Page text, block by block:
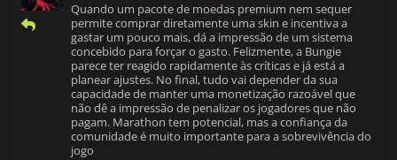
Quando um pacote de moedas premium nem sequer
permite comprar diretamente uma skin e incentiva a
gastar um pouco mais, dá a impressão de um sistema
concebido para forçar o gasto. Felizmente, a Bungie
parece ter reagido rapidamente às críticas e já está a
planear ajustes. No final, tudo vai depender da sua
capacidade de manter uma monetização razoável que
não dê a impressão de penalizar os jogadores que não
pagam. Marathon tem potencial, mas a confiança da
comunidade é muito importante para a sobrevivência do
jogo